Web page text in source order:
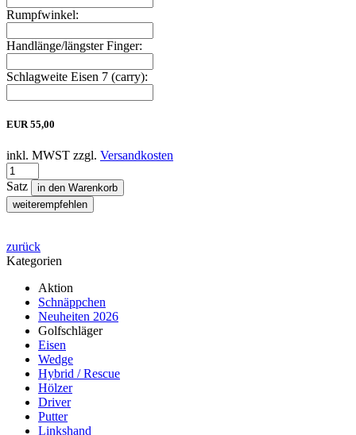
Rumpfwinkel:
Handlänge/längster Finger:
Schlagweite Eisen 7 (carry):
EUR 55,00
inkl. MWST zzgl. Versandkosten
Satz
in den Warenkorb
weiterempfehlen
zurück
Kategorien
Aktion
Schnäppchen
Neuheiten 2026
Golfschläger
Eisen
Wedge
Hybrid / Rescue
Hölzer
Driver
Putter
Linkshand